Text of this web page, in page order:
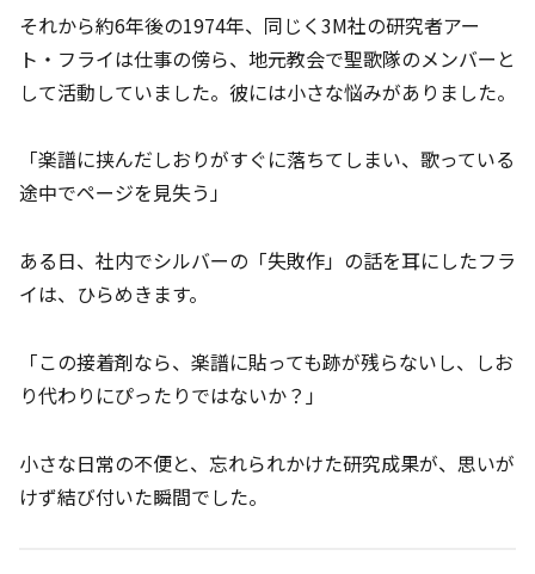
それから約6年後の1974年、同じく3M社の研究者アー
ト・フライは仕事の傍ら、地元教会で聖歌隊のメンバーと
して活動していました。彼には小さな悩みがありました。
「楽譜に挟んだしおりがすぐに落ちてしまい、歌っている
途中でページを見失う」
ある日、社内でシルバーの「失敗作」の話を耳にしたフラ
イは、ひらめきます。
「この接着剤なら、楽譜に貼っても跡が残らないし、しお
り代わりにぴったりではないか？」
小さな日常の不便と、忘れられかけた研究成果が、思いが
けず結び付いた瞬間でした。